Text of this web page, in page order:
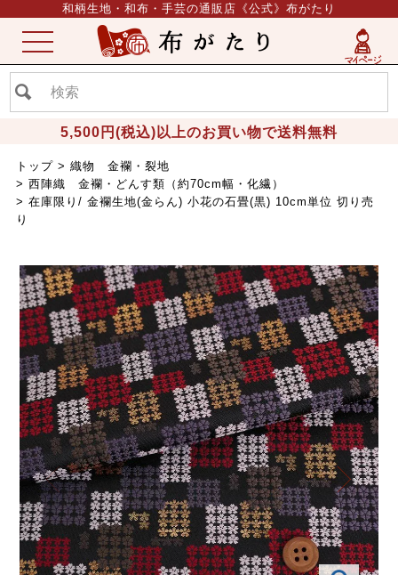
和柄生地・和布・手芸の通販店《公式》布がたり
5,500円(税込)以上のお買い物で送料無料
ME
NU
トップ
織物 金襴・裂地
西陣織 金襴・どんす類（約70cm幅・化繊）
在庫限り/ 金襴生地(金らん) 小花の石畳(黒) 10cm単位 切り売
り